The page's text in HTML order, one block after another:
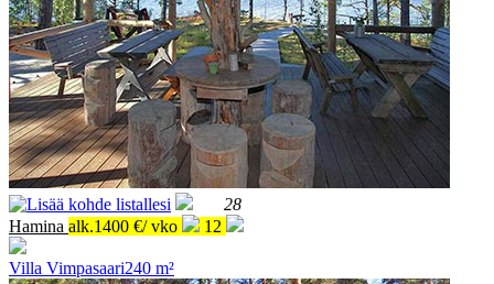
28
Hamina alk.1400 €/ vko 12
Villa Vimpasaari240 m²